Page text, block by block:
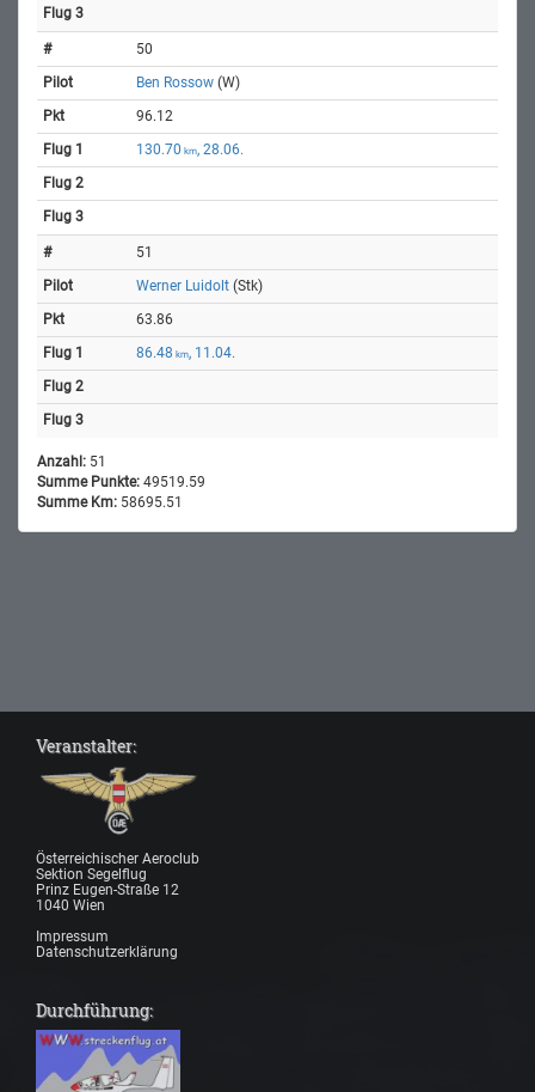
50
Ben Rossow (W)
96.12
130.70 km, 28.06.
51
Werner Luidolt (Stk)
63.86
86.48 km, 11.04.
Anzahl: 51
Summe Punkte: 49519.59
Summe Km: 58695.51
Veranstalter:
Österreichischer Aeroclub
Sektion Segelflug
Prinz Eugen-Straße 12
1040 Wien
Impressum
Datenschutzerklärung
Durchführung: